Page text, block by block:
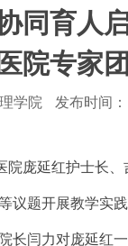
同育
院专家
学院 发布时间
庞延红护士长
议题开展教学实践
长闫力对庞延红